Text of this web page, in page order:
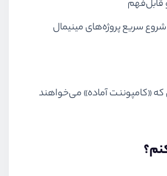
قابل‌فهم
شروع سریع پروژه‌های مینیمال
که «کامپوننت آماده» می‌خواهند